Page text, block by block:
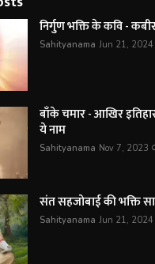
निर्गुण भक्ति के कवि -
Sahityanama Jun 21, 2024
बाँके चमार - आखिर
ये नाम
Sahityanama Nov 7, 2023
संत सहजोबाई की भक्ति
Sahityanama Jun 21, 2024